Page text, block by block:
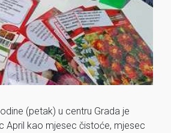
(petak) u centru Grada je
April kao mjesec čistoće, mjesec